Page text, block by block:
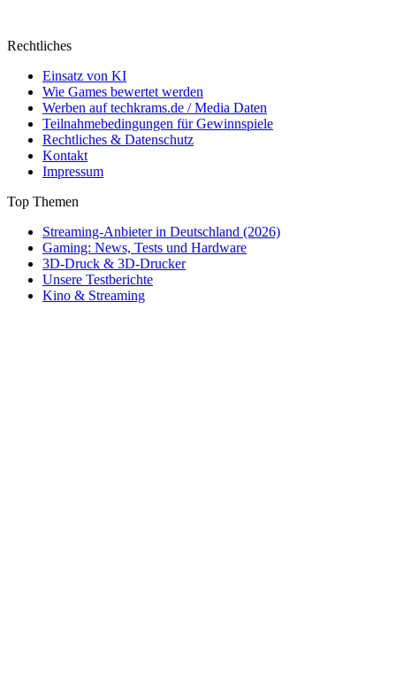
Rechtliches
Einsatz von KI
Wie Games bewertet werden
Werben auf techkrams.de / Media Daten
Teilnahmebedingungen für Gewinnspiele
Rechtliches & Datenschutz
Kontakt
Impressum
Top Themen
Streaming-Anbieter in Deutschland (2026)
Gaming: News, Tests und Hardware
3D-Druck & 3D-Drucker
Unsere Testberichte
Kino & Streaming